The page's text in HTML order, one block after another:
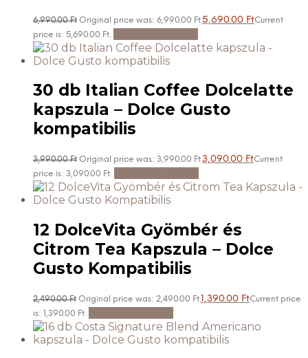
6,990.00Ft Original price was: 6,990.00 Ft.5,690.00 FtCurrent
price is: 5,690.00 Ft.
30 db Italian Coffee Dolcelatte
kapszula – Dolce Gusto
kompatibilis
3,990.00Ft Original price was: 3,990.00 Ft.3,090.00 FtCurrent
price is: 3,090.00 Ft.
12 DolceVita Gyömbér és
Citrom Tea Kapszula – Dolce
Gusto Kompatibilis
2,490.00Ft Original price was: 2,490.00 Ft.1,390.00 FtCurrent price
is: 1,390.00 Ft.